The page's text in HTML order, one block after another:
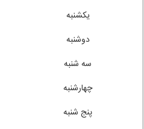
یکشنبه
دوشنبه
سه شنبه
چهارشنبه
پنج شنبه